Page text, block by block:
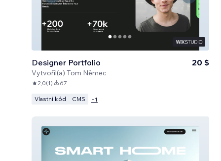
Designer Portfolio
Vytvořil(a) Tom Němec
20 $
2,0(1) 67
Vlastní kód CMS +1